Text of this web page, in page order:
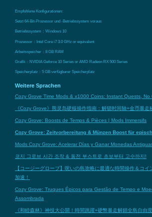
Empfohlene Konfigurationen:
Setzt 64-Bit-Prozessor und -Betriebssystem voraus
Betriebssystem：Windows 10
Prozessor：Intel Core i7 3.0 GHz or equivalent
Arbeitsspeicher：8 GB RAM
Grafik：NVIDIA Geforce 10 Series or AMD Radeon RX 500 Series
Speicherplatz：5 GB verfügbarer Speicherplatz
Weitere Sprachen
Cozy Grove Time Mods & x1000 Coins: Instant Quests, No
《Cozy Grove》熊灵岛硬核操作指南：解锁时间轴+金币暴走
Cozy Grove: Boosts de Temps & Pièces | Mods Immersifs
Cozy Grove: Zeitvorbereitung & Münzen Boost für
Mods Cozy Grove: Acelerar Días y Ganar Monedas
코지 그로브 시간 조작 & 동전 부스트로 초보부터 고수까지!
【コージーグローブ】呪いの島攻略に最適な時間操作＆コイ
加速！
Cozy Grove: Truques Épicos para Gestão de Tempo e
Assombrada
《和睦森林》神技大公開！時間跳躍+硬幣暴走解鎖全島自由度